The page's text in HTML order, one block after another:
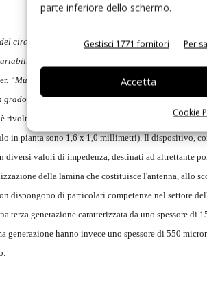
parte inferiore dello schermo.
Gestisci 1771 fornitori Per
Accetta
Cookie
circuito integrato costituisce un problema molto
delle prestazioni del tag”
“Murata inoltre effettua una preselezione dei
grado di offrire ai produttori di tag una soluzione a
rivolta ai tag in carta e quindi si caratterizza per uno
in pianta sono 1,6 x 1,0 millimetri). Il dispositivo,
diversi valori di impedenza, destinati ad altrettante
della lamina che costituisce l'antenna, allo
dispongono di particolari competenze nel settore
terza generazione caratterizzata da uno spessore di
hanno invece uno spessore di 550